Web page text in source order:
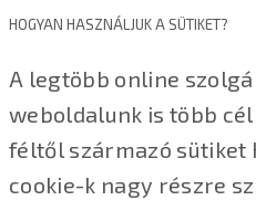
HOGYAN HASZNÁLJUK A SÜTIKET?
A legtöbb online
weboldalunk is több
féltől származó sütiket
cookie-k nagy részre